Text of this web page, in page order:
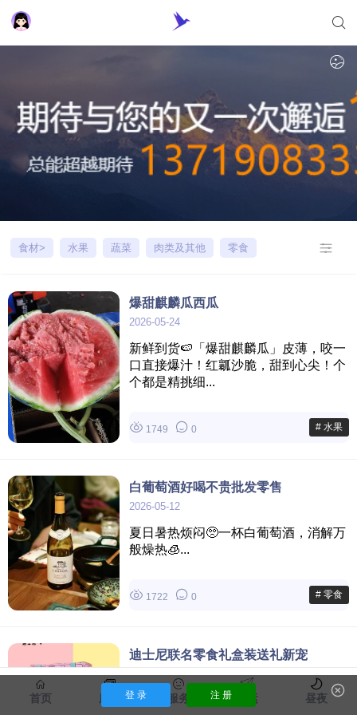
食材> 水果 蔬菜 肉类及其他 零食
爆甜麒麟瓜西瓜
2026-05-24
新鲜到货🍉「爆甜麒麟瓜」皮薄，咬一
口直接爆汁！红瓤沙脆，甜到心尖！个
个都是精挑细...
1749 0 # 水果
白葡萄酒好喝不贵批发零售
2026-05-12
夏日暑热烦闷🥺一杯白葡萄酒，消解万
般燥热🧊...
1722 0 # 零食
迪士尼联名零食礼盒装送礼新宠
2026-04-27
🔥全年送礼闭眼冲！迪士尼零食联名礼
首页 服饰 服务 货运 昼夜
登 录 注 册